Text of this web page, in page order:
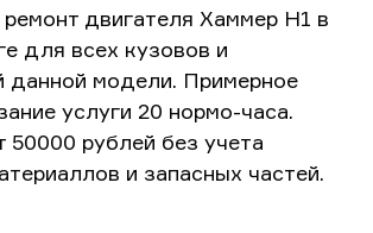
двигателя Хаммер H1 в
для всех кузовов и
данной модели. Примерное
услуги 20 нормо-часа.
50000 рублей без учета
и запасных частей.